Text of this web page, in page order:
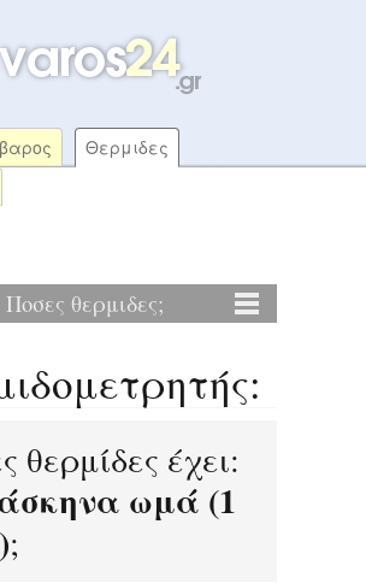
Θερμιδες
Ποσες θερμιδες;
θερμίδες έχει:
ωμά (1
;